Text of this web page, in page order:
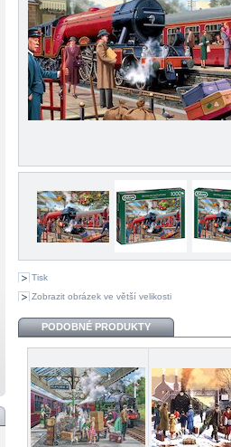
Tisk
Zobrazit obrázek ve větší velikosti
PODOBNÉ PRODUKTY